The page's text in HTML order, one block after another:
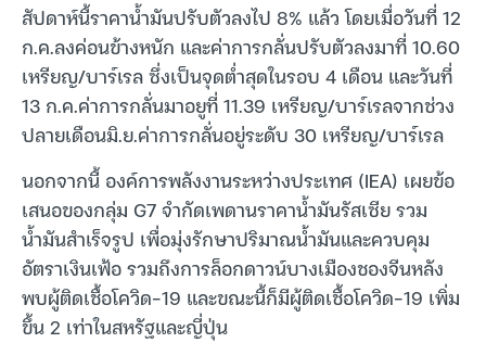
สัปดาห์นี้ราคาน้ำมันปรับตัวลงไป 8% แล้ว โดยเมื่อวันที่ 12
ก.ค.ลงค่อนข้างหนัก และค่าการกลั่นปรับตัวลงมาที่ 10.60
เหรียญ/บาร์เรล ซึ่งเป็นจุดต่ำสุดในรอบ 4 เดือน และวันที่
13 ก.ค.ค่าการกลั่นมาอยูที่ 11.39 เหรียญ/บาร์เรลจากช่วง
ปลายเดือนมิ.ย.ค่าการกลั่นอยู่ระดับ 30 เหรียญ/บาร์เรล
นอกจากนี้ องค์การพลังงานระหว่างประเทศ (IEA) เผยข้อ
เสนอของกลุ่ม G7 จำกัดเพดานราคาน้ำมันรัสเซีย รวม
น้ำมันสำเร็จรูป เพื่อมุ่งรักษาปริมาณน้ำมันและควบคุม
อัตราเงินเฟ้อ รวมถึงการล็อกดาวน์บางเมืองชองจีนหลัง
พบผู้ติดเชื้อโควิด-19 และขณะนี้ก็มีผู้ติดเชื้อโควิด-19 เพิ่ม
ขึ้น 2 เท่าในสหรัฐและญี่ปุ่น